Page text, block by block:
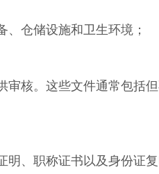
仓储设施和卫生环境；
核。这些文件通常包括但
、职称证书以及身份证复